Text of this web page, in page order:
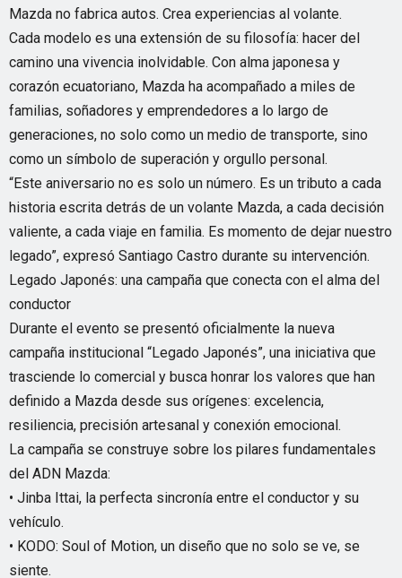
Mazda no fabrica autos. Crea experiencias al volante.
Cada modelo es una extensión de su filosofía: hacer del
camino una vivencia inolvidable. Con alma japonesa y
corazón ecuatoriano, Mazda ha acompañado a miles de
familias, soñadores y emprendedores a lo largo de
generaciones, no solo como un medio de transporte, sino
como un símbolo de superación y orgullo personal.
“Este aniversario no es solo un número. Es un tributo a cada
historia escrita detrás de un volante Mazda, a cada decisión
valiente, a cada viaje en familia. Es momento de dejar nuestro
legado”, expresó Santiago Castro durante su intervención.
Legado Japonés: una campaña que conecta con el alma del
conductor
Durante el evento se presentó oficialmente la nueva
campaña institucional “Legado Japonés”, una iniciativa que
trasciende lo comercial y busca honrar los valores que han
definido a Mazda desde sus orígenes: excelencia,
resiliencia, precisión artesanal y conexión emocional.
La campaña se construye sobre los pilares fundamentales
del ADN Mazda:
• Jinba Ittai, la perfecta sincronía entre el conductor y su
vehículo.
• KODO: Soul of Motion, un diseño que no solo se ve, se
siente.